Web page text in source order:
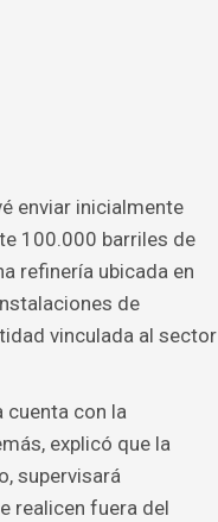
enviar inicialmente
100.000 barriles de
refinería ubicada en
de
vinculada al sector
cuenta con la
explicó que la
supervisará
realicen fuera del